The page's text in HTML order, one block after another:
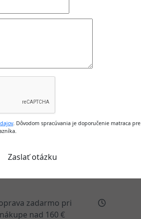
. Dôvodom spracúvania je doporučenie matraca pre
zadarmo pri
nákupe nad 160 €